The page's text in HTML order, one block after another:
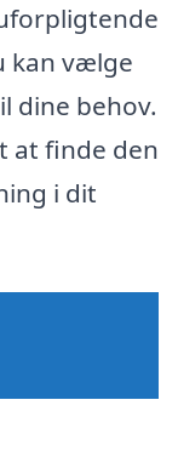
kan vælge
dine behov.
at finde den
i dit